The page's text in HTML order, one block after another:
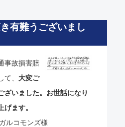
有難うございまし
事故損害賠
、 大変ご
ざいました。お世話になり
げます。
ルコモンズ様